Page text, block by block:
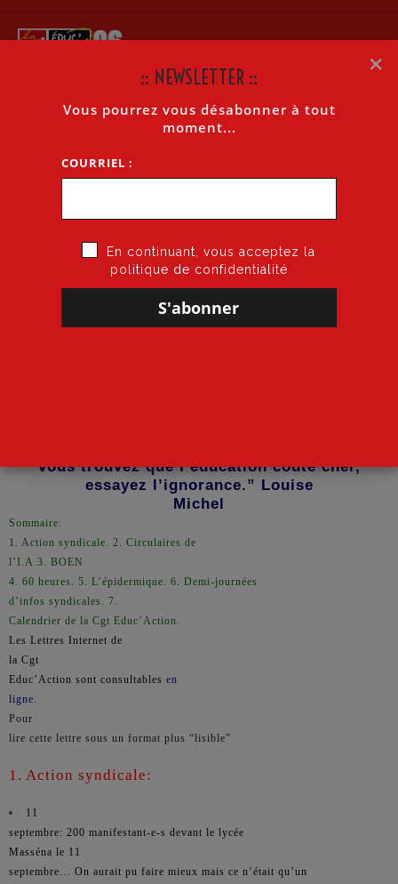
LA LETTRE INTERNET 2008-2009 N°8 13/9/08
Accueil»La Lettre Internet 2008-2009 n°8 13/9/08
vous trouvez que l’éducation coûte cher,
essayez l’ignorance.” Louise
Michel
Sommaire:
1. Action syndicale. 2. Circulaires de
l’I.A.3. BOEN
4. 60 heures. 5. L’épidermique. 6. Demi-journées
d’infos syndicales. 7.
Calendrier de la Cgt Educ’Action.
Les Lettres Internet de
la Cgt
Educ’Action sont consultables en
ligne.
Pour
lire cette lettre sous un format plus “lisible”
1. Action syndicale:
11
septembre: 200 manifestant-e-s devant le lycée
Masséna le 11
septembre… On aurait pu faire mieux mais ce n’était qu’un
×
:: NEWSLETTER ::
Vous pourrez vous désabonner à tout
moment...
COURRIEL :
En continuant, vous acceptez la
politique de confidentialité